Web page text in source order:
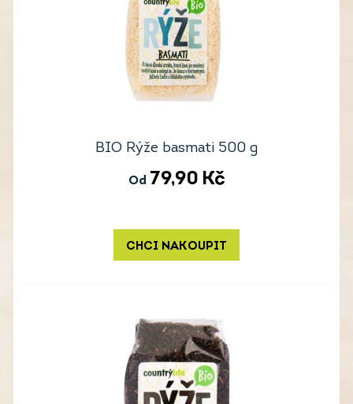
BIO Rýže basmati 500 g
Od 79,90 Kč
CHCI NAKOUPIT